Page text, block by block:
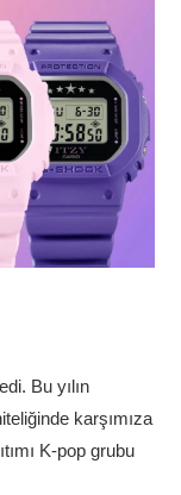
Bu yılın
karşımıza
K-pop grubu